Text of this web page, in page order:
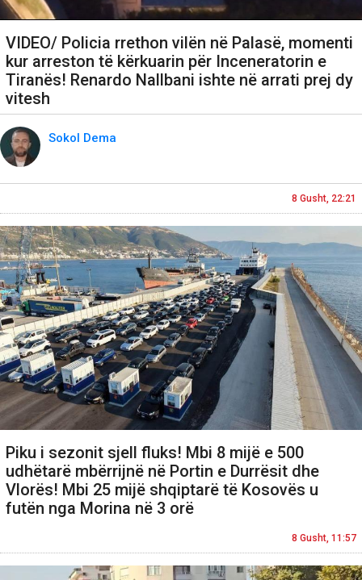
VIDEO/ Policia rrethon vilën në Palasë, momenti
kur arreston të kërkuarin për Inceneratorin e
Tiranës! Renardo Nallbani ishte në arrati prej dy
vitesh
Sokol Dema
8 Gusht, 22:21
Piku i sezonit sjell fluks! Mbi 8 mijë e 500
udhëtarë mbërrijnë në Portin e Durrësit dhe
Vlorës! Mbi 25 mijë shqiptarë të Kosovës u
futën nga Morina në 3 orë
8 Gusht, 11:57